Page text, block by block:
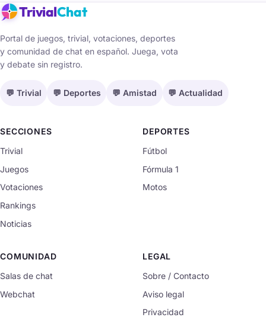
TrivialChat
Portal de juegos, trivial, votaciones, deportes
y comunidad de chat en español. Juega, vota
y debate sin registro.
💬 Trivial 💬 Deportes 💬 Amistad 💬 Actualidad
SECCIONES
Trivial
Juegos
Votaciones
Rankings
Noticias
DEPORTES
Fútbol
Fórmula 1
Motos
COMUNIDAD
Salas de chat
Webchat
LEGAL
Sobre / Contacto
Aviso legal
Privacidad